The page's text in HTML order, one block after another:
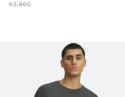
￥3,960